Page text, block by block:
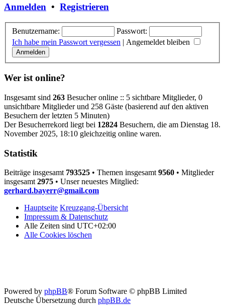
Anmelden • Registrieren
Benutzername:
Passwort:
Ich habe mein Passwort vergessen | Angemeldet bleiben
Wer ist online?
Insgesamt sind 263 Besucher online :: 5 sichtbare Mitglieder, 0
unsichtbare Mitglieder und 258 Gäste (basierend auf den aktiven
Besuchern der letzten 5 Minuten)
Der Besucherrekord liegt bei 12824 Besuchern, die am Dienstag 18.
November 2025, 18:10 gleichzeitig online waren.
Statistik
Beiträge insgesamt 793525 • Themen insgesamt 9560 • Mitglieder
insgesamt 2975 • Unser neuestes Mitglied:
gerhard.bayerr@gmail.com
Hauptseite Kreuzgang-Übersicht
Impressum & Datenschutz
Alle Zeiten sind UTC+02:00
Alle Cookies löschen
Powered by phpBB® Forum Software © phpBB Limited
Deutsche Übersetzung durch phpBB.de